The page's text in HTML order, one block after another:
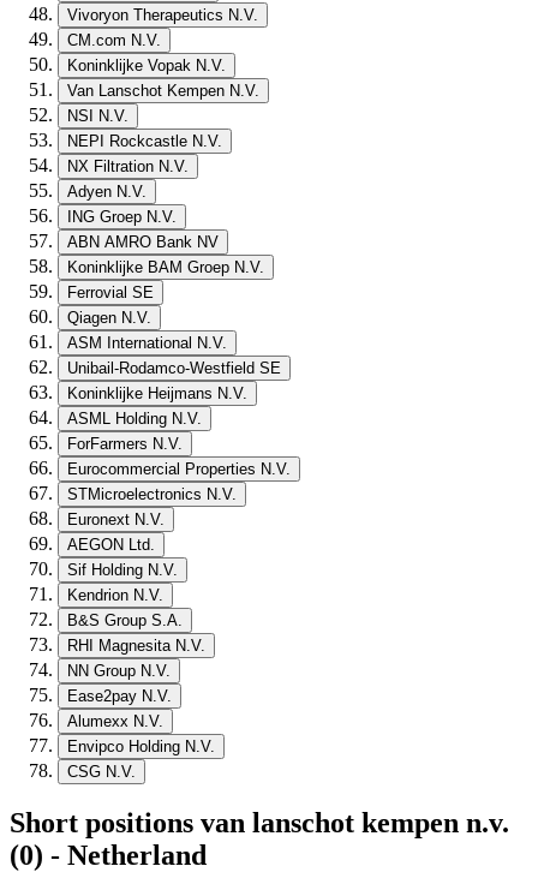
Vivoryon Therapeutics N.V.
CM.com N.V.
Koninklijke Vopak N.V.
Van Lanschot Kempen N.V.
NSI N.V.
NEPI Rockcastle N.V.
NX Filtration N.V.
Adyen N.V.
ING Groep N.V.
ABN AMRO Bank NV
Koninklijke BAM Groep N.V.
Ferrovial SE
Qiagen N.V.
ASM International N.V.
Unibail-Rodamco-Westfield SE
Koninklijke Heijmans N.V.
ASML Holding N.V.
ForFarmers N.V.
Eurocommercial Properties N.V.
STMicroelectronics N.V.
Euronext N.V.
AEGON Ltd.
Sif Holding N.V.
Kendrion N.V.
B&S Group S.A.
RHI Magnesita N.V.
NN Group N.V.
Ease2pay N.V.
Alumexx N.V.
Envipco Holding N.V.
CSG N.V.
Short positions van lanschot kempen n.v.
(0) - Netherland